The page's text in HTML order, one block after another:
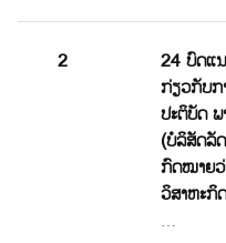
2
24 ບົດແ
ກ່ຽວກັບກ
ປະຕິບັດ
(ບໍລິສັດລັ
ກົດໝາຍ
ວິສາຫະກິດ
…